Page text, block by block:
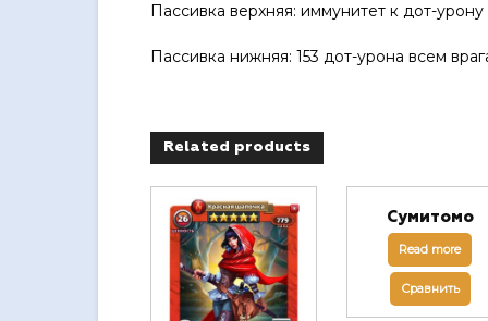
Пассивка верхняя: иммунитет к дот-
Пассивка нижняя: 153 дот-урона всем
Related products
Сумитомо
Read more
Сравнить